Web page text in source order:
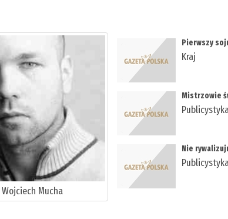
Wojciech Mucha
Pierwszy
Kraj
Mistrzowie
Nie